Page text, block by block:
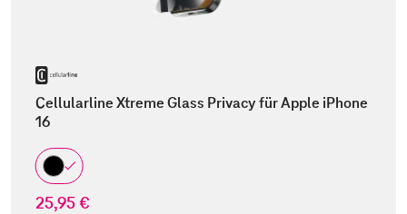
Cellularline Xtreme Glass Privacy für Apple iPhone
16
25,95 €